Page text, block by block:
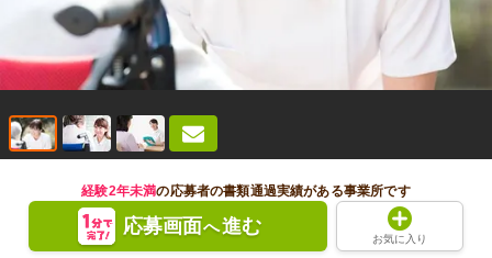
経験2年未満の応募者の書類通過実績がある事業所です
応募画面へ進む
お気に入り